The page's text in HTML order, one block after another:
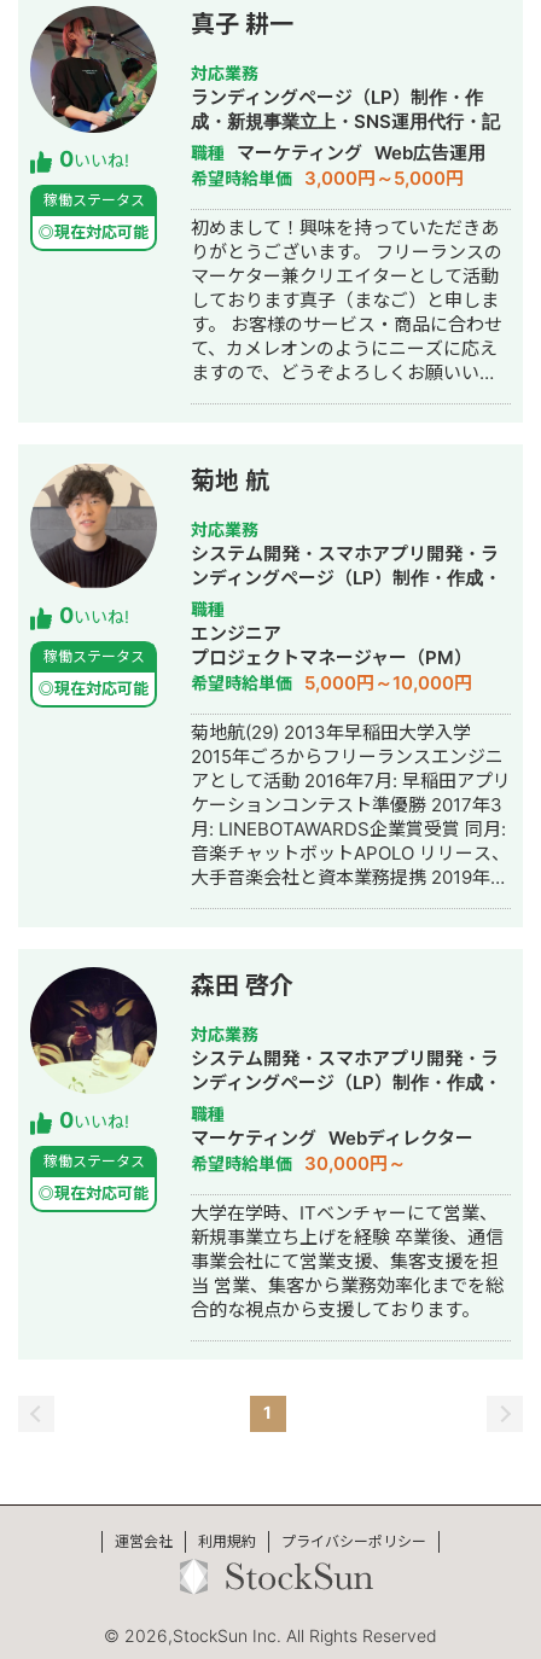
1000円→平均500円台までに ・CPI平
均600円→200円台複数CR発生 キャス
ティングも得意のためスパークアドも
対応可能
髪色は驚かれますが、元々WEB広告代
理店にいました。 髪色の理由は以下ク
リエイターとしても活動しているため
です。
https://www.tiktok.com/@renaaa_dayo
https://www.tiktok.com/@kisaragi.rena
SNS総計約20万人フォロワー 満遍なく
SNSフォロワーがいます。 （Tiktok総
計17.5万、Instagram9000人、
Twitter7000人、クラブハウス1800
人、公式LINE 3000人、
LINEVOOM6600人、Youtube5000
おります！勿論Youtubeの動画編集も
可能です。 ■その他できること ・漫画
運用代行
つつ、株式会社ProgateでAWSカリキ
ュラムの監修や技術講師として業務委
託で稼働しています。 【対応期間】 日
中のお返事可能です。 【お取引様】 ・
某大手車メーカー様 ・某大手保険会社
様 ・株式会社Progate様 【詳細経歴・
スキルシート】
https://docs.google.com/spreadsheets/
株式会社BlueAI 代表取締役CEO/CTO
平原尚樹 〒105-0004 東京都港区新橋
1-12-9 8F 新橋プレイス（受付7階）
mail n-hirahara@blueai.co.jp HP
https://blueai.co.jp "Your Growth, Our
Mission.Your Best Supporting
Partner"
0いいね!
稼働ステータス
◎現在対応可能
真子 耕一
対応業務
ランディングページ（LP）制作・作
成・新規事業立上・SNS運用代行・記
事作成代行・ライティング・バナー制
作・デザイン・イラスト制作・リステ
ィング広告運用代行・動画制作・動画
編集・漫画制作・営業代行
職種 マーケティング Web広告運用
希望時給単価 3,000円～5,000円
初めまして！興味を持っていただきあ
りがとうございます。 フリーランスの
マーケター兼クリエイターとして活動
しております真子（まなご）と申しま
す。 お客様のサービス・商品に合わせ
て、カメレオンのようにニーズに応え
ますので、どうぞよろしくお願いいた
0いいね!
稼働ステータス
◎現在対応可能
菊地 航
対応業務
システム開発・スマホアプリ開発・ラ
ンディングページ（LP）制作・作成・
Youtubeチャンネル運営代行・立ち上
げ・ECサイト構築・ネットショップ作
成代行・新規事業立上・SNS運用代
行・記事作成代行・ライティング・ホ
ームページ制作・作成・イラスト制
作・漫画制作
職種
エンジニア
プロジェクトマネージャー（PM）
希望時給単価 5,000円～10,000円
菊地航(29) 2013年早稲田大学入学
2015年ごろからフリーランスエンジニ
アとして活動 2016年7月: 早稲田アプリ
ケーションコンテスト準優勝 2017年3
月: LINEBOTAWARDS企業賞受賞 同月:
音楽チャットボットAPOLO リリース、
大手音楽会社と資本業務提携 2019年2
導入社数 500社突破 2020年7月: 上場
企業に会社売却 2021年2月: 株式会社
JampRock 創業 2021年12月: 簡単動画
作成サービス リリース
0いいね!
稼働ステータス
◎現在対応可能
森田 啓介
対応業務
システム開発・スマホアプリ開発・ラ
ンディングページ（LP）制作・作成・
Youtubeチャンネル運営代行・立ち上
げ・ECサイト構築・ネットショップ作
成代行・SEO対策・新規事業立上・
SNS運用代行・記事作成代行・ライテ
ィング・ホームページ制作・作成・バ
ナー制作・デザイン・ロゴデザイン・
作成・イラスト制作・リスティング広
告運用代行・オウンドメディア制作・
構築・運用代行・動画制作・動画編
集・漫画制作・営業代行
職種
マーケティング Webディレクター
希望時給単価 30,000円～
大学在学時、ITベンチャーにて営業、
新規事業立ち上げを経験 卒業後、通信
事業会社にて営業支援、集客支援を担
当 営業、集客から業務効率化までを総
合的な視点から支援しております。
1
運営会社 利用規約 プライバシーポリシー
© 2026,StockSun Inc. All Rights Reserved